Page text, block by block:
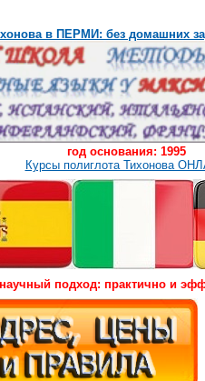
в ПЕРМИ: без домашних
год основания: 1995
Курсы полиглота Тихонова
научный подход: практично и